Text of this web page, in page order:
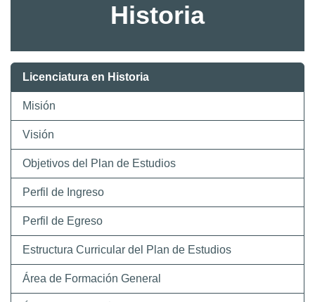
Historia
Licenciatura en Historia
Misión
Visión
Objetivos del Plan de Estudios
Perfil de Ingreso
Perfil de Egreso
Estructura Curricular del Plan de Estudios
Área de Formación General